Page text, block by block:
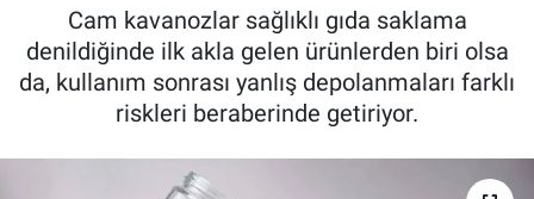
Cam kavanozlar sağlıklı gıda saklama
denildiğinde ilk akla gelen ürünlerden biri olsa
da, kullanım sonrası yanlış depolanmaları farklı
riskleri beraberinde getiriyor.
Tüm Manşetler
Son Dakika Haberleri